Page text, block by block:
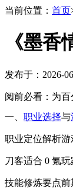
当前位置： 首页
《墨
发布于：2026-
阅前必看：为
一、 职业选择与
职业定位解析
刀客适合 0 氪
技能修炼要点